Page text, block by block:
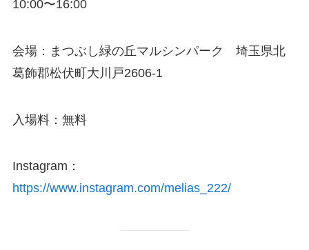
10:00〜16:00
会場：まつぶし緑の丘マルシンパーク 埼玉県北
葛飾郡松伏町大川戸2606-1
入場料：無料
Instagram：
https://www.instagram.com/melias_222/